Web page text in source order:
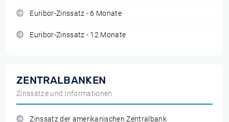
Euribor-Zinssatz - 6 Monate
Euribor-Zinssatz - 12 Monate
ZENTRALBANKEN
Zinssätze und Informationen
Zinssatz der amerikanischen Zentralbank